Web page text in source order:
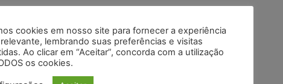
cookies em nosso site para fornecer a experiência
lembrando suas preferências e visitas
Ao clicar em “Aceitar”, concorda com a utilização
os cookies.